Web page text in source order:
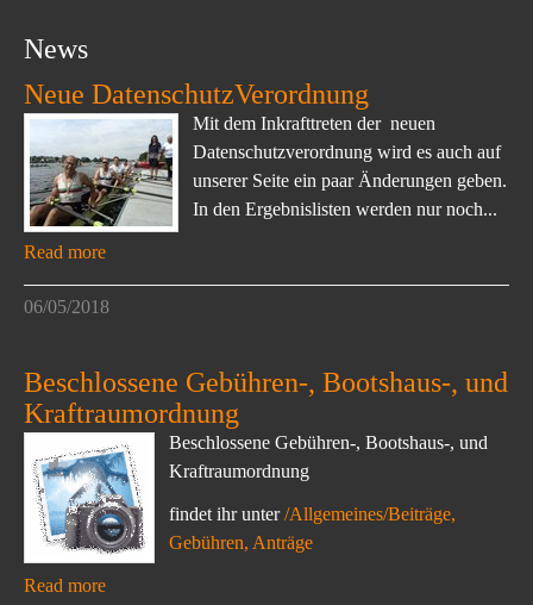
News
Neue DatenschutzVerordnung
Mit dem Inkrafttreten der neuen
Datenschutzverordnung wird es auch auf
unserer Seite ein paar Änderungen geben.
In den Ergebnislisten werden nur noch...
Read more
06/05/2018
Beschlossene Gebühren-, Bootshaus-, und
Kraftraumordnung
Beschlossene Gebühren-, Bootshaus-, und
Kraftraumordnung
findet ihr unter/Allgemeines/Beiträge,
Gebühren, Anträge
Read more